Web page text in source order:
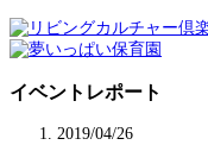
イベントレポート
2019/04/26